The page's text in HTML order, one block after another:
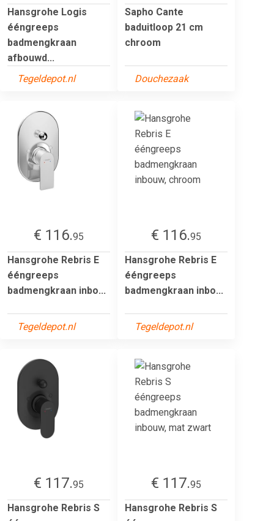
Hansgrohe Logis
ééngreeps
badmengkraan
afbouwd...
Tegeldepot.nl
Sapho Cante
baduitloop 21 cm
chroom
Douchezaak
€ 116.95
Hansgrohe Rebris E
ééngreeps
badmengkraan inbo...
Tegeldepot.nl
€ 116.95
Hansgrohe Rebris E
ééngreeps
badmengkraan inbo...
Tegeldepot.nl
€ 117.95
Hansgrohe Rebris S
€ 117.95
Hansgrohe Rebris S